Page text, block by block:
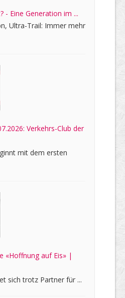
- Eine Generation im ...
Ultra-Trail: Immer mehr
Verkehrs-Club der
mit dem ersten
«Hoffnung auf Eis» |
sich trotz Partner für ...